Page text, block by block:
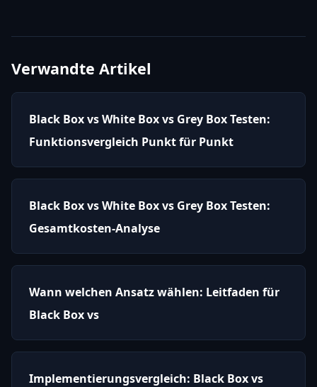
Verwandte Artikel
Black Box vs White Box vs Grey Box Testen:
Funktionsvergleich Punkt für Punkt
Black Box vs White Box vs Grey Box Testen:
Gesamtkosten-Analyse
Wann welchen Ansatz wählen: Leitfaden für
Black Box vs
Implementierungsvergleich: Black Box vs